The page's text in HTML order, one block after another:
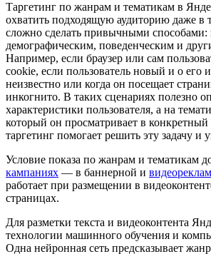
Таргетинг по жанрам и тематикам в
охватить подходящую аудиторию даже в
сложно сделать привычными способами:
демографическим, поведенческим и
Например, если браузер или сам
cookie, если пользователь новый и о его
неизвестно или когда он посещает
инкогнито. В таких сценариях полезно
характеристики пользователя, а на
который он просматривает в
таргетинг помогает решить эту задачу и
Условие показа по жанрам и тематикам
кампаниях — в баннерной и
работает при размещении в
страницах.
Для разметки текста и видеоконтента
технологии машинного обучения и
Одна нейронная сеть предсказывает